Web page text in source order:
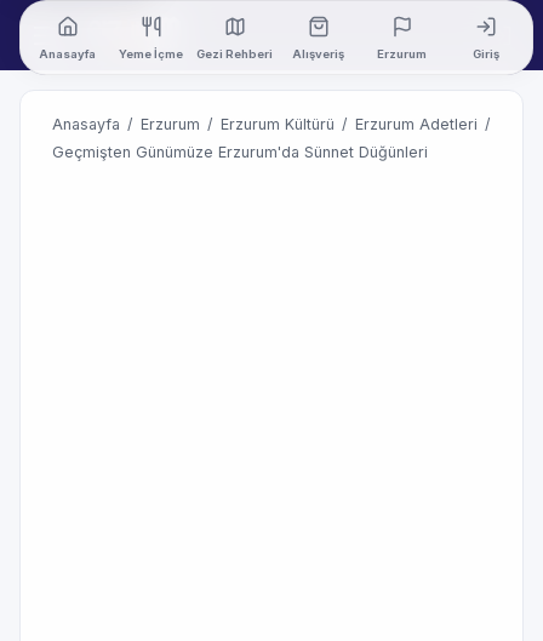
Anasayfa Yeme İçme Gezi Rehberi Alışveriş Erzurum Giriş
Anasayfa / Erzurum / Erzurum Kültürü / Erzurum Adetleri /
Geçmişten Günümüze Erzurum'da Sünnet Düğünleri